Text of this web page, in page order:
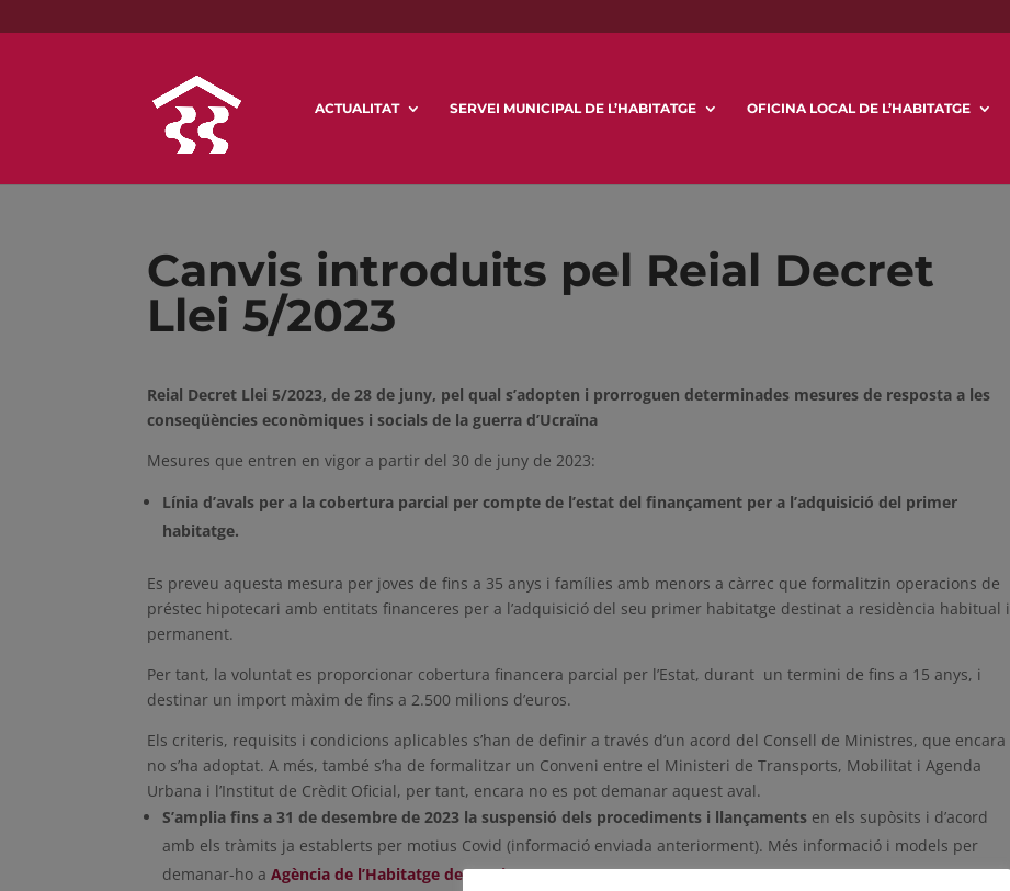
ACTUALITAT SERVEI MUNICIPAL DE L’HABITATGE OFICINA LOCAL DE L’HABITATGE
Canvis introduits pel Reial Decret
Llei 5/2023
Reial Decret Llei 5/2023, de 28 de juny, pel qual s’adopten i prorroguen determinades mesures de resposta a les
conseqüències econòmiques i socials de la guerra d’Ucraïna
Mesures que entren en vigor a partir del 30 de juny de 2023:
Línia d’avals per a la cobertura parcial per compte de l’estat del finançament per a l’adquisició del primer
habitatge.
Es preveu aquesta mesura per joves de fins a 35 anys i famílies amb menors a càrrec que formalitzin operacions de
préstec hipotecari amb entitats financeres per a l’adquisició del seu primer habitatge destinat a residència habitual i
permanent.
Per tant, la voluntat es proporcionar cobertura financera parcial per l’Estat, durant un termini de fins a 15 anys, i
destinar un import màxim de fins a 2.500 milions d’euros.
Els criteris, requisits i condicions aplicables s’han de definir a través d’un acord del Consell de Ministres, que encara
no s’ha adoptat. A més, també s’ha de formalitzar un Conveni entre el Ministeri de Transports, Mobilitat i Agenda
Urbana i l’Institut de Crèdit Oficial, per tant, encara no es pot demanar aquest aval.
S’amplia fins a 31 de desembre de 2023 la suspensió dels procediments i llançaments en els supòsits i d’acord
amb els tràmits ja establerts per motius Covid (informació enviada anteriorment). Més informació i models per
demanar-ho aAgència de l’Habitatge de Catalunya (gencat.cat)